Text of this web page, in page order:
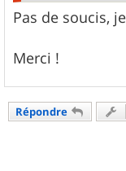
Pas de soucis,
Merci !
Répondre